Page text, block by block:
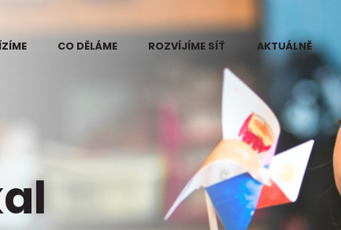
Eduzměna
CO DĚLÁME
Kde vidíme problém
Projekt Eduzměna
Co děláme na
Co děláme na
ROZVÍJÍME SÍŤ AKTUÁLNĚ